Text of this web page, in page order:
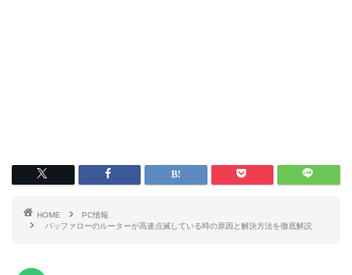
HOME
PC情報
バッファローのルーターが高速点滅している時の原因と解決方法を徹底解説